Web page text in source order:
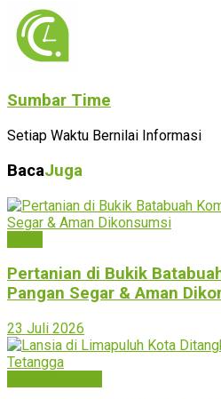
Sumbar Time
Setiap Waktu Bernilai Informasi
BacaJuga
Pertanian di Bukik
Pangan Segar & Aman
23 Juli 2026